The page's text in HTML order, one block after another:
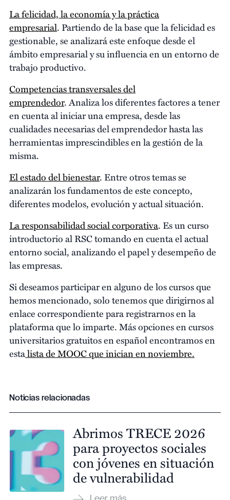
La felicidad, la economía y la práctica
empresarial. Partiendo de la base que la felicidad es
gestionable, se analizará este enfoque desde el
ámbito empresarial y su influencia en un entorno de
trabajo productivo.
Competencias transversales del
emprendedor. Analiza los diferentes factores a tener
en cuenta al iniciar una empresa, desde las
cualidades necesarias del emprendedor hasta las
herramientas imprescindibles en la gestión de la
misma.
El estado del bienestar. Entre otros temas se
analizarán los fundamentos de este concepto,
diferentes modelos, evolución y actual situación.
La responsabilidad social corporativa. Es un curso
introductorio al RSC tomando en cuenta el actual
entorno social, analizando el papel y desempeño de
las empresas.
Si deseamos participar en alguno de los cursos que
hemos mencionado, solo tenemos que dirigirnos al
enlace correspondiente para registrarnos en la
plataforma que lo imparte. Más opciones en cursos
universitarios gratuitos en español encontramos en
estalista de MOOC que inician en noviembre.
Noticias relacionadas
Abrimos TRECE 2026
para proyectos sociales
con jóvenes en situación
de vulnerabilidad